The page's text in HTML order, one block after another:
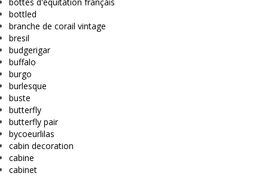
bottled
branche de corail vintage
bresil
budgerigar
buffalo
burgo
burlesque
buste
butterfly
butterfly pair
bycoeurlilas
cabin decoration
cabine
cabinet